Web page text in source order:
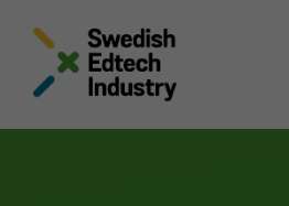
content